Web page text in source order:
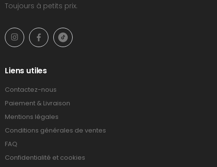
Toujours à petits prix.
Liens utiles
Contactez-nous
Paiement & Livraison
Mentions légales
Conditions générales de ventes
FAQ
Confidentialité et cookies